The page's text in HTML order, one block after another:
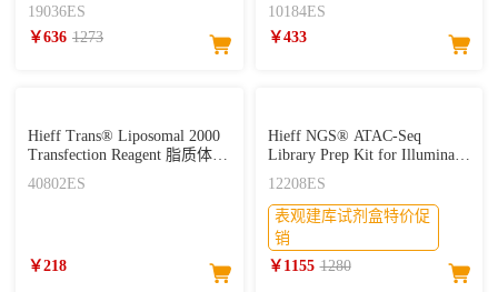
19036ES
￥636 1273
10184ES
￥433
Hieff Trans® Liposomal 2000
Transfection Reagent 脂质体核
酸转染试剂
40802ES
￥218
Hieff NGS® ATAC-Seq
Library Prep Kit for Illumina®
ATAC建库试剂盒
12208ES
表观建库试剂盒特价促
销
￥1155 1280